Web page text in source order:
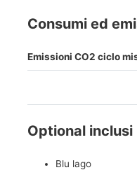
Consumi ed
Emissioni CO2 ciclo
Optional inclusi
Blu lago